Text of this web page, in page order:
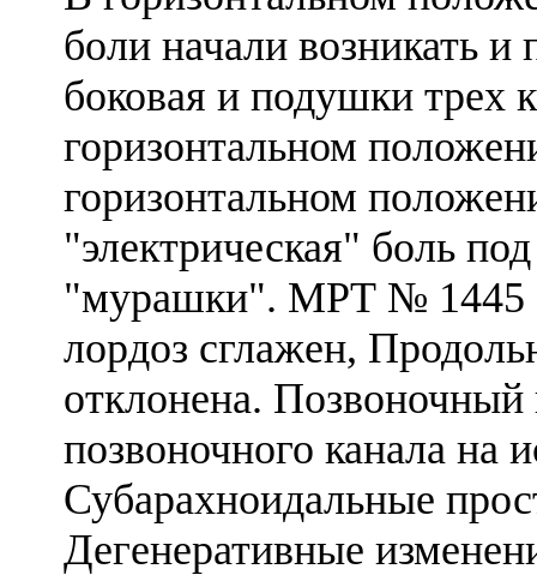
боли начали возникать
боковая и подушки трех
горизонтальном
горизонтальном
"электрическая" боль
"мурашки". МРТ № 1445
лордоз сглажен,
отклонена.
позвоночного канала на
Субарахноидальные
Дегенеративные